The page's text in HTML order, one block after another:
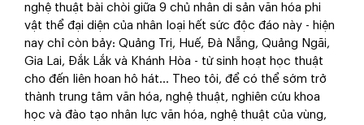
nghệ thuật bài chòi giữa 9 chủ nhân di sản văn hóa phi
vật thể đại diện của nhân loại hết sức độc đáo này - hiện
nay chỉ còn bảy: Quảng Trị, Huế, Đà Nẵng, Quảng Ngãi,
Gia Lai, Đắk Lắk và Khánh Hòa - từ sinh hoạt học thuật
cho đến liên hoan hô hát… Theo tôi, để có thể sớm trở
thành trung tâm văn hóa, nghệ thuật, nghiên cứu khoa
học và đào tạo nhân lực văn hóa, nghệ thuật của vùng,